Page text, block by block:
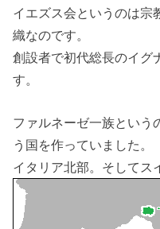
イエズス会というのは宗
織なのです。
創設者で初代総長のイグ
す。
ファルネーゼ一族という
う国を作っていました。
イタリア北部。そしてス